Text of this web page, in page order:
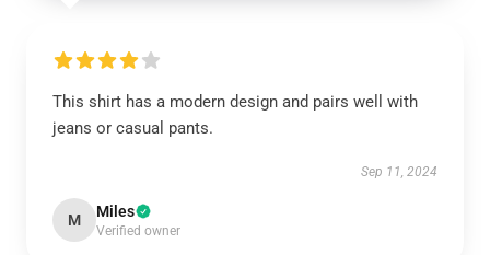
This shirt has a modern design and pairs well with
jeans or casual pants.
Sep 11, 2024
M Miles
Verified owner